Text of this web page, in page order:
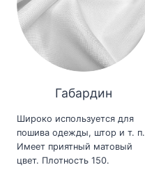
Габардин
Широко используется для
пошива одежды, штор и т. п.
Имеет приятный матовый
цвет. Плотность 150.